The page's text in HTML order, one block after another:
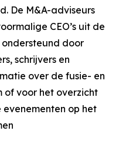
De M&A-adviseurs
CEO’s uit de
door
schrijvers en
over de fusie- en
of voor het overzicht
op het